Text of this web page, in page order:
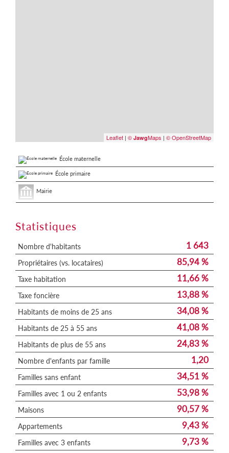
Leaflet | © JawgMaps | © OpenStreetMap
École maternelle
École primaire
Mairie
Statistiques
Nombre d'habitants 1 643
Propriétaires (vs. locataires) 85,94 %
Taxe habitation 11,66 %
Taxe foncière 13,88 %
Habitants de moins de 25 ans 34,08 %
Habitants de 25 à 55 ans 41,08 %
Habitants de plus de 55 ans 24,83 %
Nombre d'enfants par famille 1,20
Familles sans enfant 34,51 %
Familles avec 1 ou 2 enfants 53,98 %
Maisons 90,57 %
Appartements 9,43 %
Familles avec 3 enfants 9,73 %